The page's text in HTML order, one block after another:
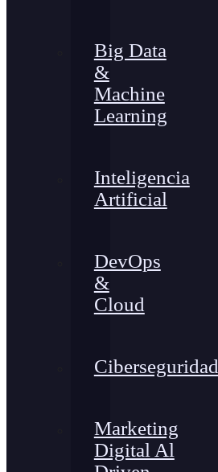
Big Data
&
Machine
Learning
Inteligencia
Artificial
DevOps
&
Cloud
Ciberseguridad
Marketing
Digital Al